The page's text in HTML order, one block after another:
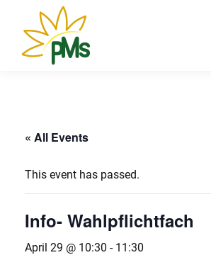
« All Events
This event has passed.
Info- Wahlpflichtfach
April 29 @ 10:30 - 11:30